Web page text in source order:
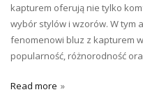
kapturem oferują nie tylko
wybór stylów i wzorów. W tym
fenomenowi bluz z kapturem
popularność, różnorodność
Read more